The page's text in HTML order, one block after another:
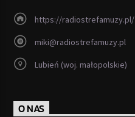
https://radiostrefamuzy.pl/
miki@radiostrefamuzy.pl
Lubień (woj. małopolskie)
O NAS